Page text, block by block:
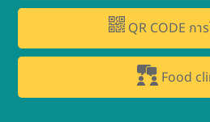
QR CODE กา
Food